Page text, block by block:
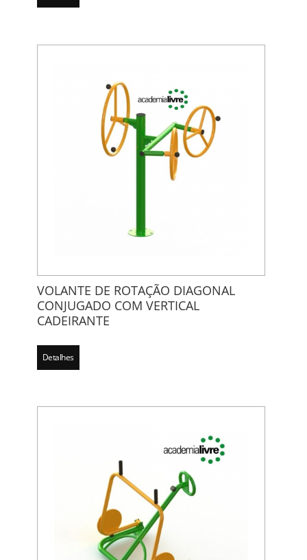
VOLANTE DE ROTAÇÃO DIAGONAL
CONJUGADO COM VERTICAL
CADEIRANTE
Detalhes